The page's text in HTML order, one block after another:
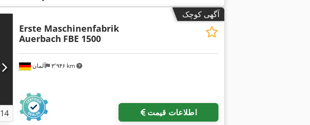
آگهی کوچک
14
آلمان ۳٬۹۴۶ km
Erste Maschinenfabrik
Auerbach FBE 1500
اطلاعات قیمت